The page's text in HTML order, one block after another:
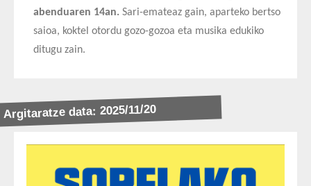
abenduaren 14an. Sari-emateaz gain, aparteko bertso
saioa, koktel otordu gozo-gozoa eta musika edukiko
ditugu zain.
Argitaratze data: 2025/11/20